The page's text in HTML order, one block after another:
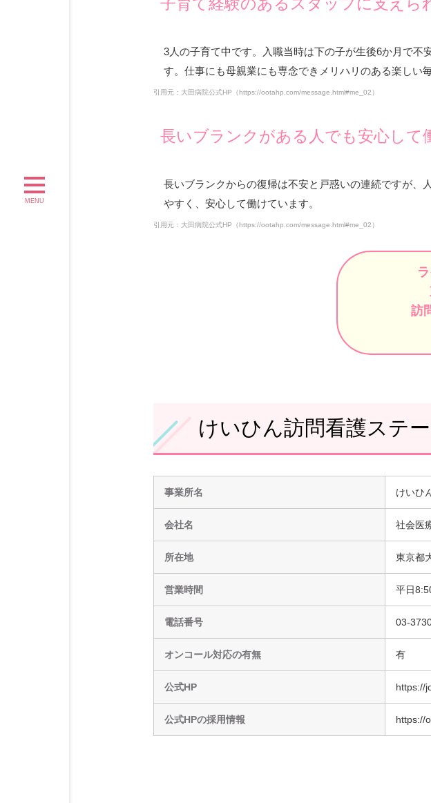
MENU
子育て経験のあるスタッフに支えら
3人の子育て中です。入職当時は下の子が生後6か月で不
す。仕事にも母親業にも専念できメリハリのある楽しい毎
引用元：大田病院公式HP（ https://ootahp.com/message.html#me_02 ）
長いブランクがある人でも安心して
長いブランクからの復帰は不安と戸惑いの連続ですが、
やすく、安心して働けています。
引用元：大田病院公式HP（ https://ootahp.com/message.html#me_02 ）
訪
けいひん訪問看護ステ
事業所名 けいひ
会社名 社会医
所在地 東京都
営業時間 平日
電話番号 03-
オンコール対応の有無 有
公式HP https://
公式HPの採用情報 https://